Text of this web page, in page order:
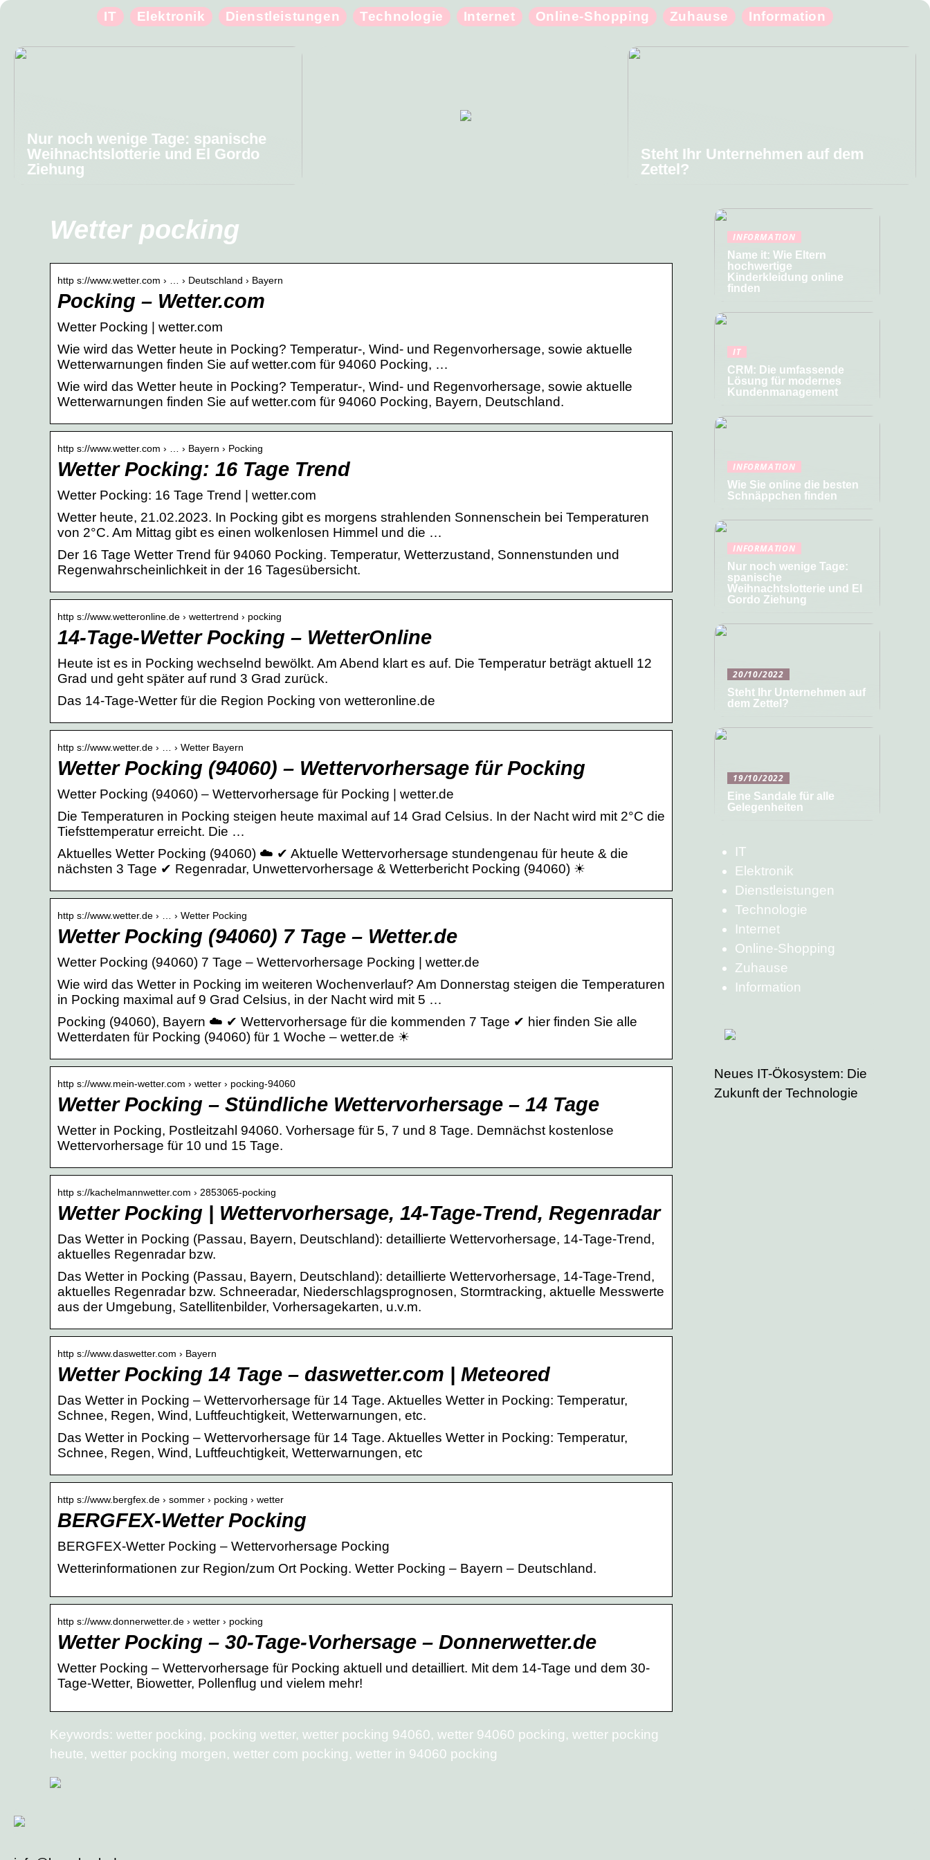
IT Elektronik Dienstleistungen Technologie Internet Online-Shopping Zuhause Information
Nur noch wenige Tage: spanische
Weihnachtslotterie und El Gordo
Ziehung
Steht Ihr Unternehmen auf dem
Zettel?
Wetter pocking
http s://www.wetter.com › … › Deutschland › Bayern
Pocking – Wetter.com
Wetter Pocking | wetter.com
Wie wird das Wetter heute in Pocking? Temperatur-, Wind- und Regenvorhersage, sowie aktuelle
Wetterwarnungen finden Sie auf wetter.com für 94060 Pocking, …
Wie wird das Wetter heute in Pocking? Temperatur-, Wind- und Regenvorhersage, sowie aktuelle
Wetterwarnungen finden Sie auf wetter.com für 94060 Pocking, Bayern, Deutschland.
http s://www.wetter.com › … › Bayern › Pocking
Wetter Pocking: 16 Tage Trend
Wetter Pocking: 16 Tage Trend | wetter.com
Wetter heute, 21.02.2023. In Pocking gibt es morgens strahlenden Sonnenschein bei Temperaturen
von 2°C. Am Mittag gibt es einen wolkenlosen Himmel und die …
Der 16 Tage Wetter Trend für 94060 Pocking. Temperatur, Wetterzustand, Sonnenstunden und
Regenwahrscheinlichkeit in der 16 Tagesübersicht.
http s://www.wetteronline.de › wettertrend › pocking
14-Tage-Wetter Pocking – WetterOnline
Heute ist es in Pocking wechselnd bewölkt. Am Abend klart es auf. Die Temperatur beträgt aktuell 12
Grad und geht später auf rund 3 Grad zurück.
Das 14-Tage-Wetter für die Region Pocking von wetteronline.de
http s://www.wetter.de › … › Wetter Bayern
Wetter Pocking (94060) – Wettervorhersage für Pocking
Wetter Pocking (94060) – Wettervorhersage für Pocking | wetter.de
Die Temperaturen in Pocking steigen heute maximal auf 14 Grad Celsius. In der Nacht wird mit 2°C die
Tiefsttemperatur erreicht. Die …
Aktuelles Wetter Pocking (94060) ☁️ ✔ Aktuelle Wettervorhersage stundengenau für heute & die
nächsten 3 Tage ✔ Regenradar, Unwettervorhersage & Wetterbericht Pocking (94060) ☀
http s://www.wetter.de › … › Wetter Pocking
Wetter Pocking (94060) 7 Tage – Wetter.de
Wetter Pocking (94060) 7 Tage – Wettervorhersage Pocking | wetter.de
Wie wird das Wetter in Pocking im weiteren Wochenverlauf? Am Donnerstag steigen die Temperaturen
in Pocking maximal auf 9 Grad Celsius, in der Nacht wird mit 5 …
Pocking (94060), Bayern ☁️ ✔ Wettervorhersage für die kommenden 7 Tage ✔ hier finden Sie alle
Wetterdaten für Pocking (94060) für 1 Woche – wetter.de ☀
http s://www.mein-wetter.com › wetter › pocking-94060
Wetter Pocking – Stündliche Wettervorhersage – 14 Tage
Wetter in Pocking, Postleitzahl 94060. Vorhersage für 5, 7 und 8 Tage. Demnächst kostenlose
Wettervorhersage für 10 und 15 Tage.
http s://kachelmannwetter.com › 2853065-pocking
Wetter Pocking | Wettervorhersage, 14-Tage-Trend, Regenradar
Das Wetter in Pocking (Passau, Bayern, Deutschland): detaillierte Wettervorhersage, 14-Tage-Trend,
aktuelles Regenradar bzw.
Das Wetter in Pocking (Passau, Bayern, Deutschland): detaillierte Wettervorhersage, 14-Tage-Trend,
aktuelles Regenradar bzw. Schneeradar, Niederschlagsprognosen, Stormtracking, aktuelle Messwerte
aus der Umgebung, Satellitenbilder, Vorhersagekarten, u.v.m.
http s://www.daswetter.com › Bayern
Wetter Pocking 14 Tage – daswetter.com | Meteored
Das Wetter in Pocking – Wettervorhersage für 14 Tage. Aktuelles Wetter in Pocking: Temperatur,
Schnee, Regen, Wind, Luftfeuchtigkeit, Wetterwarnungen, etc.
Das Wetter in Pocking – Wettervorhersage für 14 Tage. Aktuelles Wetter in Pocking: Temperatur,
Schnee, Regen, Wind, Luftfeuchtigkeit, Wetterwarnungen, etc
http s://www.bergfex.de › sommer › pocking › wetter
BERGFEX-Wetter Pocking
BERGFEX-Wetter Pocking – Wettervorhersage Pocking
Wetterinformationen zur Region/zum Ort Pocking. Wetter Pocking – Bayern – Deutschland.
http s://www.donnerwetter.de › wetter › pocking
Wetter Pocking – 30-Tage-Vorhersage – Donnerwetter.de
Wetter Pocking – Wettervorhersage für Pocking aktuell und detailliert. Mit dem 14-Tage und dem 30-
Tage-Wetter, Biowetter, Pollenflug und vielem mehr!
Keywords: wetter pocking, pocking wetter, wetter pocking 94060, wetter 94060 pocking, wetter pocking
heute, wetter pocking morgen, wetter com pocking, wetter in 94060 pocking
INFORMATION
Name it: Wie Eltern
hochwertige
Kinderkleidung online
finden
IT
CRM: Die umfassende
Lösung für modernes
Kundenmanagement
INFORMATION
Wie Sie online die besten
Schnäppchen finden
INFORMATION
Nur noch wenige Tage:
spanische
Weihnachtslotterie und El
Gordo Ziehung
20/10/2022
Steht Ihr Unternehmen auf
dem Zettel?
19/10/2022
Eine Sandale für alle
Gelegenheiten
IT
Elektronik
Dienstleistungen
Technologie
Internet
Online-Shopping
Zuhause
Information
Neues IT-Ökosystem: Die
Zukunft der Technologie